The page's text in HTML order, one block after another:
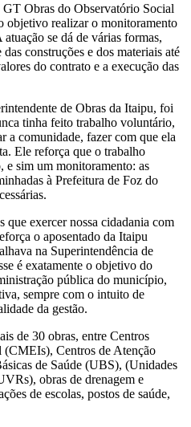
Obras do Observatório Social
objetivo realizar o monitoramento
se dá de várias formas,
construções e dos materiais até
do contrato e a execução das
de Obras da Itaipu, foi
tinha feito trabalho voluntário,
a comunidade, fazer com que ela
Ele reforça que o trabalho
e sim um monitoramento: as
à Prefeitura de Foz do
que exercer nossa cidadania com
o aposentado da Itaipu
na Superintendência de
é exatamente o objetivo do
pública do município,
sempre com o intuito de
da gestão.
de 30 obras, entre Centros
Centros de Atenção
de Saúde (UBS), (Unidades
obras de drenagem e
de escolas, postos de saúde,